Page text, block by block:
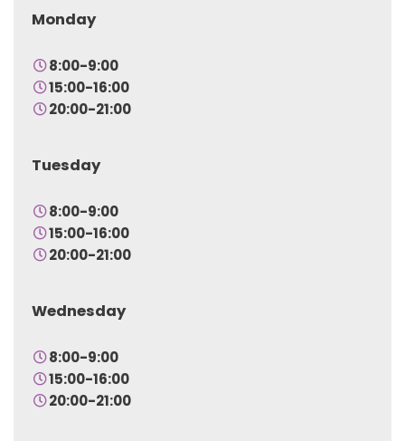
Monday
8:00-9:00
15:00-16:00
20:00-21:00
Tuesday
8:00-9:00
15:00-16:00
20:00-21:00
Wednesday
8:00-9:00
15:00-16:00
20:00-21:00